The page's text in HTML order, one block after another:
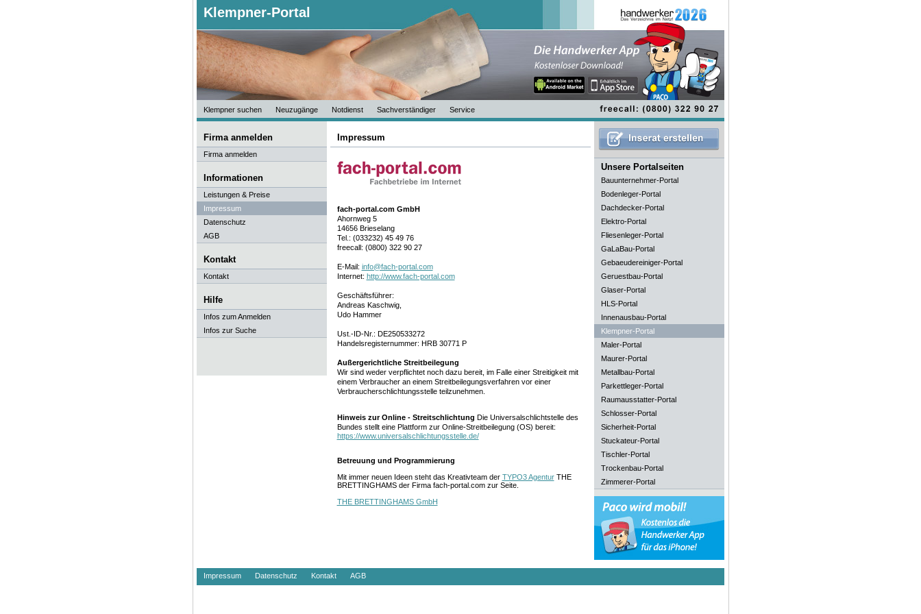
Klempner-Portal
Klempner suchen Neuzugänge Notdienst Sachverständiger Service
Firma anmelden
Firma anmelden
Informationen
Leistungen & Preise
Impressum
Datenschutz
AGB
Kontakt
Kontakt
Hilfe
Infos zum Anmelden
Infos zur Suche
Impressum
fach-portal.com GmbH
Ahornweg 5
14656 Brieselang
Tel.: (033232) 45 49 76
freecall: (0800) 322 90 27
E-Mail: info@fach-portal.com
Internet: http://www.fach-portal.com
Geschäftsführer:
Andreas Kaschwig,
Udo Hammer
Ust.-ID-Nr.: DE250533272
Handelsregisternummer: HRB 30771 P
Außergerichtliche Streitbeilegung
Wir sind weder verpflichtet noch dazu bereit, im Falle einer Streitigkeit mit
einem Verbraucher an einem Streitbeilegungsverfahren vor einer
Verbraucherschlichtungsstelle teilzunehmen.
Hinweis zur Online - Streitschlichtung Die Universalschlichtstelle des
Bundes stellt eine Plattform zur Online-Streitbeilegung (OS) bereit:
https://www.universalschlichtungsstelle.de/
Betreuung und Programmierung
Mit immer neuen Ideen steht das Kreativteam der TYPO3 AgenturTHE
BRETTINGHAMS der Firma fach-portal.com zur Seite.
THE BRETTINGHAMS GmbH
Unsere Portalseiten
Bauunternehmer-Portal
Bodenleger-Portal
Dachdecker-Portal
Elektro-Portal
Fliesenleger-Portal
GaLaBau-Portal
Gebaeudereiniger-Portal
Geruestbau-Portal
Glaser-Portal
HLS-Portal
Innenausbau-Portal
Klempner-Portal
Maler-Portal
Maurer-Portal
Metallbau-Portal
Parkettleger-Portal
Raumausstatter-Portal
Schlosser-Portal
Sicherheit-Portal
Stuckateur-Portal
Tischler-Portal
Trockenbau-Portal
Zimmerer-Portal
Impressum Datenschutz Kontakt AGB